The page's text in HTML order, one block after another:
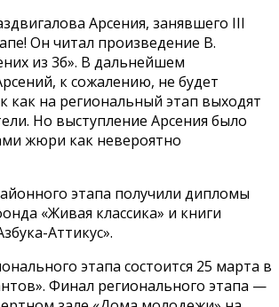
Арсения, занявшего III
Он читал произведение В.
из 3б». В дальнейшем
к сожалению, не будет
как на региональный этап выходят
Но выступление Арсения было
жюри как невероятно
этапа получили дипломы
«Живая классика» и книги
Аттикус».
этапа состоится 25 марта в
Финал регионального этапа —